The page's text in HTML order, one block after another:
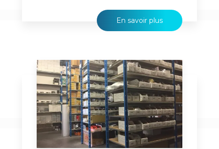
En savoir plus